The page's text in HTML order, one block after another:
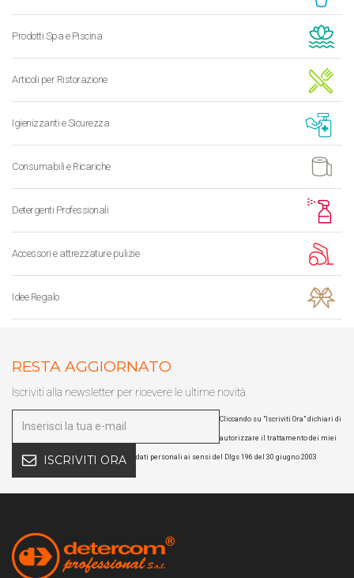
Prodotti Spa e Piscina
Articoli per Ristorazione
Igienizzanti e Sicurezza
Consumabili e Ricariche
Detergenti Professionali
Accessori e attrezzature pulizie
Idee Regalo
RESTA AGGIORNATO
Iscriviti alla newsletter per ricevere le ultime novità
ISCRIVITI ORA
Cliccando su "Iscriviti Ora" dichiari di
autorizzare il trattamento dei miei
dati personali ai sensi del Dlgs 196 del 30 giugno 2003